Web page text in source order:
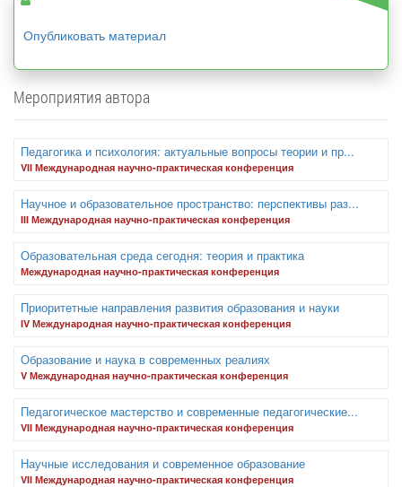
Опубликовать материал
Мероприятия автора
Педагогика и психология: актуальные вопросы теории и пр...
VII Международная научно-практическая конференция
Научное и образовательное пространство: перспективы раз...
III Международная научно-практическая конференция
Образовательная среда сегодня: теория и практика
Международная научно-практическая конференция
Приоритетные направления развития образования и науки
IV Международная научно-практическая конференция
Образование и наука в современных реалиях
V Международная научно-практическая конференция
Педагогическое мастерство и современные педагогические...
VII Международная научно-практическая конференция
Научные исследования и современное образование
VII Международная научно-практическая конференция